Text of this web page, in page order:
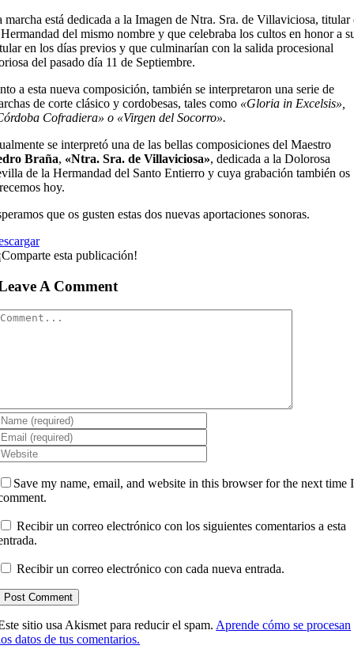
marcha está dedicada a la Imagen de Ntra. Sra. de Villaviciosa, titular
del mismo nombre y que celebraba los cultos en honor a
en los días previos y que culminarían con la salida procesional
del pasado día 11 de Septiembre.
a esta nueva composición, también se interpretaron una serie de
de corte clásico y cordobesas, tales como «Gloria in Excelsis»,
Cofradiera» o «Virgen del Socorro».
se interpretó una de las bellas composiciones del Maestro
Braña, «Ntra. Sra. de Villaviciosa», dedicada a la Dolorosa
de la Hermandad del Santo Entierro y cuya grabación también os
hoy.
que os gusten estas dos nuevas aportaciones sonoras.
esta publicación!
A Comment
Save my name, email, and website in this browser for the next time I
Recibir un correo electrónico con los siguientes comentarios a esta
Recibir un correo electrónico con cada nueva entrada.
sitio usa Akismet para reducir el spam.Aprende cómo se procesan
datos de tus comentarios.